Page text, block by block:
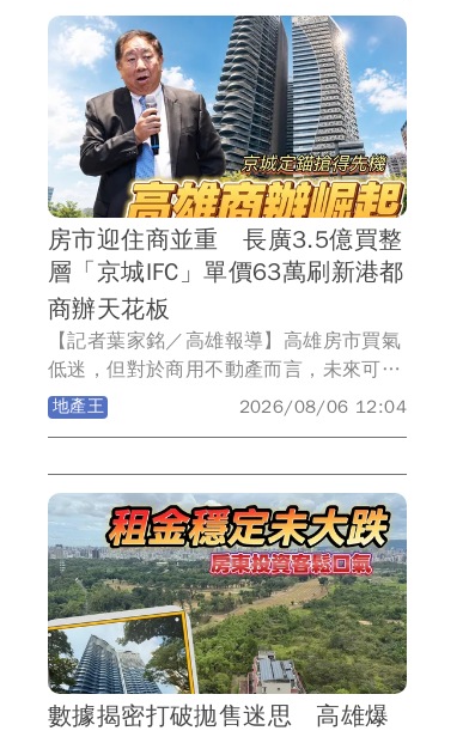
縣、嘉義縣及嘉義市，五個縣市平均房貸
金額同步創下歷史新高！房價與房貸壓
力，均為非六都地區中名列前茅！其中，
房貸壓力最高的是新竹縣，Q1平均房貸
來到史上新高達1347萬元，增壓幅度也
居冠，晚一年入手就要多負擔131萬元！
苗栗縣負擔也明顯增壓，晚一年同樣多負
擔逾百萬元！
房市迎住商並重 長廣3.5億買整
層「京城IFC」單價63萬刷新港都
商辦天花板
【記者葉家銘／高雄報導】高雄房市買氣
低迷，但對於商用不動產而言，未來可能
如同雨後春筍般一棟棟的出現，而且單價
可能不斷邁向新高！今日上午長廣股份有
園首排，位於30樓商辦「京城IFC」，含
9個車位每個車位312.2萬元，總面積
547.34坪，換算每坪成交單價63萬元，
直接改寫高雄商辦單價新高紀錄。
地產王 2026/08/06 12:04
數據揭密打破拋售迷思 高雄爆